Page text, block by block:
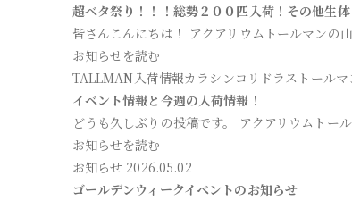
超ベタ祭り！！！総勢２００匹入荷！その他生
皆さんこんにちは！ アクアリウムトールマン
お知らせを読む
TALLMAN入荷情報カラシンコリドラス トール
イベント情報と今週の入荷情報！
どうも久しぶりの投稿です。 アクアリウムト
お知らせを読む
お知らせ 2026.05.02
ゴールデンウィークイベントのお知らせ